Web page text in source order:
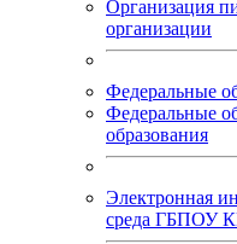
Организация
организации
Федеральные
Федеральные
образования
Электронная
среда ГБПОУ